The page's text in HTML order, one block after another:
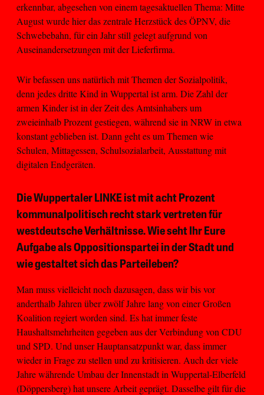
erkennbar, abgesehen von einem tagesaktuellen Thema: Mitte
August wurde hier das zentrale Herzstück des ÖPNV, die
Schwebebahn, für ein Jahr still gelegt aufgrund von
Auseinandersetzungen mit der Lieferfirma.
Wir befassen uns natürlich mit Themen der Sozialpolitik,
denn jedes dritte Kind in Wuppertal ist arm. Die Zahl der
armen Kinder ist in der Zeit des Amtsinhabers um
zweieinhalb Prozent gestiegen, während sie in NRW in etwa
konstant geblieben ist. Dann geht es um Themen wie
Schulen, Mittagessen, Schulsozialarbeit, Ausstattung mit
digitalen Endgeräten.
Die Wuppertaler LINKE ist mit acht Prozent
kommunalpolitisch recht stark vertreten für
westdeutsche Verhältnisse. Wie seht Ihr Eure
Aufgabe als Oppositionspartei in der Stadt und
wie gestaltet sich das Parteileben?
Man muss vielleicht noch dazusagen, dass wir bis vor
anderthalb Jahren über zwölf Jahre lang von einer Großen
Koalition regiert worden sind. Es hat immer feste
Haushaltsmehrheiten gegeben aus der Verbindung von CDU
und SPD. Und unser Hauptansatzpunkt war, dass immer
wieder in Frage zu stellen und zu kritisieren. Auch der viele
Jahre währende Umbau der Innenstadt in Wuppertal-Elberfeld
(Döppersberg) hat unsere Arbeit geprägt. Dasselbe gilt für die